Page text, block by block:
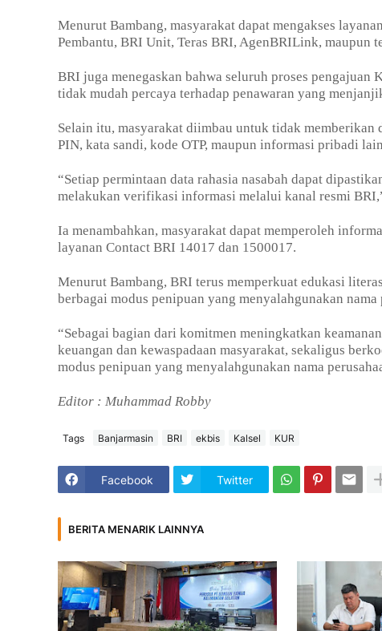
Menurut Bambang, masyarakat dapat mengakses
Pembantu, BRI Unit, Teras BRI, AgenBRILink, maupun
BRI juga menegaskan bahwa seluruh proses
tidak mudah percaya terhadap penawaran yang
Selain itu, masyarakat diimbau untuk tidak
PIN, kata sandi, kode OTP, maupun informasi pribadi
“Setiap permintaan data rahasia nasabah dapat
melakukan verifikasi informasi melalui kanal resmi
Ia menambahkan, masyarakat dapat memperoleh
layanan Contact BRI 14017 dan 1500017.
Menurut Bambang, BRI terus memperkuat edukasi
berbagai modus penipuan yang menyalahgunakan nama
“Sebagai bagian dari komitmen meningkatkan
keuangan dan kewaspadaan masyarakat, sekaligus
modus penipuan yang menyalahgunakan nama
Editor : Muhammad Robby
Tags Banjarmasin BRI ekbis Kalsel KUR
Facebook Twitter
BERITA MENARIK LAINNYA